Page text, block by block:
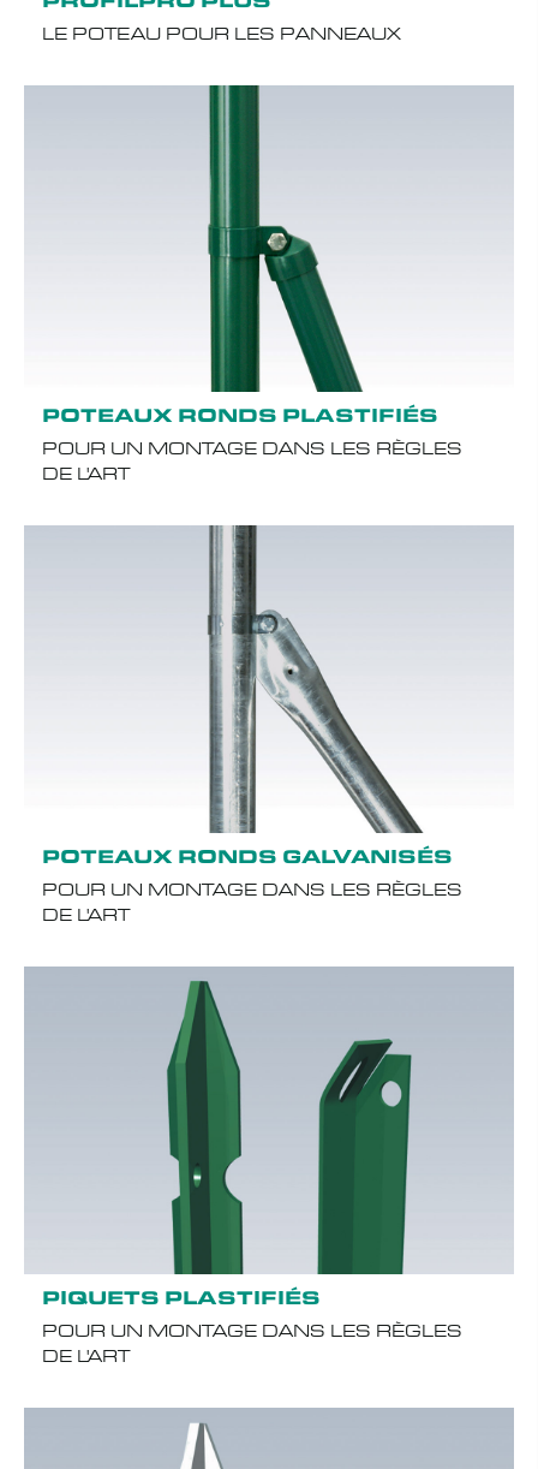
LE POTEAU POUR LES PANNEAUX
POTEAUX RONDS PLASTIFIÉS
POUR UN MONTAGE DANS LES RÈGLES
DE L'ART
POTEAUX RONDS GALVANISÉS
POUR UN MONTAGE DANS LES RÈGLES
DE L'ART
PIQUETS PLASTIFIÉS
POUR UN MONTAGE DANS LES RÈGLES
DE L'ART